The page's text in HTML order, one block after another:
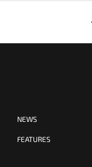
NEWS
FEATURES